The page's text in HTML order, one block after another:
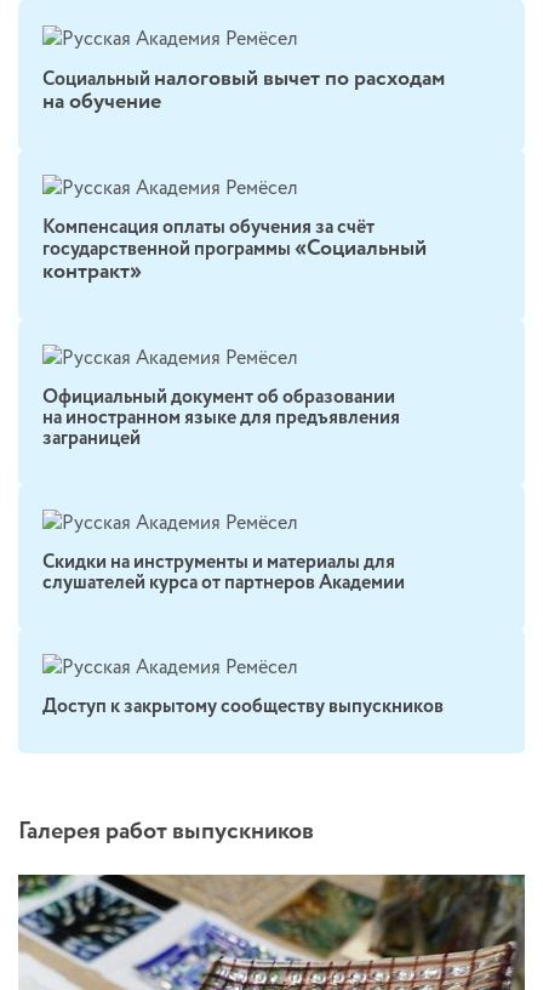
Социальный налоговый вычет по расходам
на обучение
Компенсация оплаты обучения за счёт
государственной программы«Социальный
контракт»
Официальный документ об образовании
на иностранном языке для предъявления
заграницей
Скидки на инструменты и материалы для
слушателей курса от партнеров Академии
Доступ к закрытому сообществу выпускников
Галерея работ выпускников